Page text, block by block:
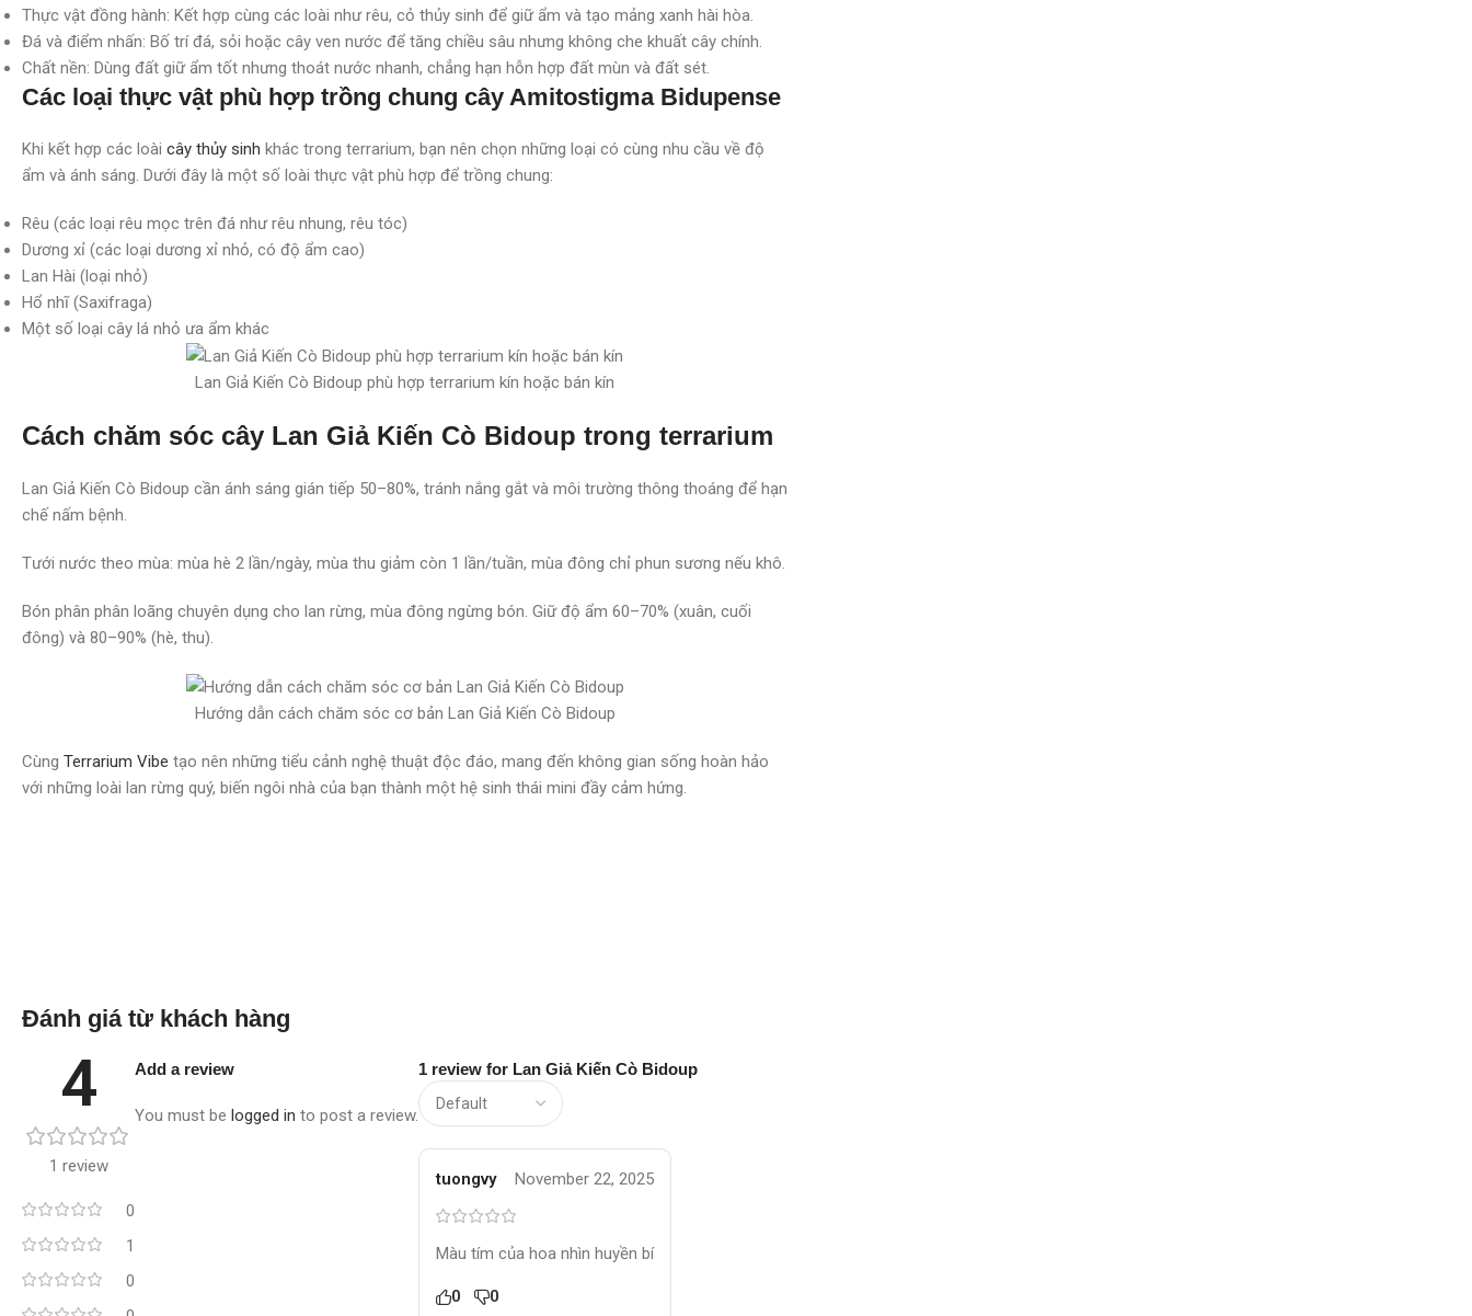
Thực vật đồng hành: Kết hợp cùng các loài như rêu, cỏ thủy sinh để giữ ẩm và tạo mảng xanh hài hòa.
Đá và điểm nhấn: Bố trí đá, sỏi hoặc cây ven nước để tăng chiều sâu nhưng không che khuất cây chính.
Chất nền: Dùng đất giữ ẩm tốt nhưng thoát nước nhanh, chẳng hạn hỗn hợp đất mùn và đất sét.
Các loại thực vật phù hợp trồng chung cây Amitostigma Bidupense
Khi kết hợp các loài cây thủy sinh khác trong terrarium, bạn nên chọn những loại có cùng nhu cầu về độ
ẩm và ánh sáng. Dưới đây là một số loài thực vật phù hợp để trồng chung:
Rêu (các loại rêu mọc trên đá như rêu nhung, rêu tóc)
Dương xỉ (các loại dương xỉ nhỏ, có độ ẩm cao)
Lan Hài (loại nhỏ)
Hổ nhĩ (Saxifraga)
Một số loại cây lá nhỏ ưa ẩm khác
Lan Giả Kiến Cò Bidoup phù hợp terrarium kín hoặc bán kín
Cách chăm sóc cây Lan Giả Kiến Cò Bidoup trong terrarium
Lan Giả Kiến Cò Bidoup cần ánh sáng gián tiếp 50–80%, tránh nắng gắt và môi trường thông thoáng để hạn
chế nấm bệnh.
Tưới nước theo mùa: mùa hè 2 lần/ngày, mùa thu giảm còn 1 lần/tuần, mùa đông chỉ phun sương nếu khô.
Bón phân phân loãng chuyên dụng cho lan rừng, mùa đông ngừng bón. Giữ độ ẩm 60–70% (xuân, cuối
đông) và 80–90% (hè, thu).
Hướng dẫn cách chăm sóc cơ bản Lan Giả Kiến Cò Bidoup
Cùng Terrarium Vibe tạo nên những tiểu cảnh nghệ thuật độc đáo, mang đến không gian sống hoàn hảo
với những loài lan rừng quý, biến ngôi nhà của bạn thành một hệ sinh thái mini đầy cảm hứng.
Đánh giá từ khách hàng
4
1 review
0
1
0
1 review for Lan Giả Kiến Cò Bidoup
tuongvy November 22, 2025
Màu tím của hoa nhìn huyền bí
0 0
Add a review
You must be logged in to post a review.